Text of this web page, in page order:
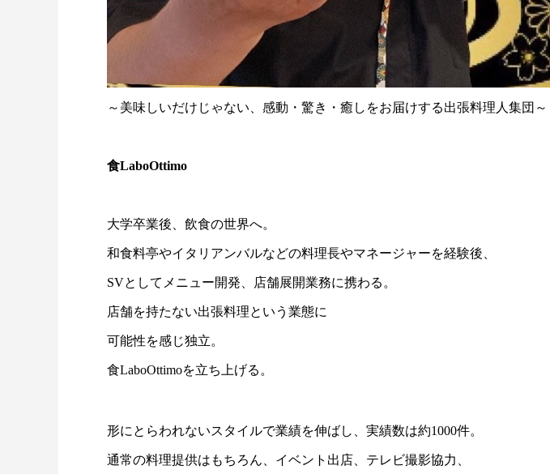
～美味しいだけじゃない、感動・驚き・癒しをお届けする出張料理人集団～
食LaboOttimo
大学卒業後、飲食の世界へ。
和食料亭やイタリアンバルなどの料理長やマネージャーを経験後、
SVとしてメニュー開発、店舗展開業務に携わる。
店舗を持たない出張料理という業態に
可能性を感じ独立。
食LaboOttimoを立ち上げる。
形にとらわれないスタイルで業績を伸ばし、実績数は約1000件。
通常の料理提供はもちろん、イベント出店、テレビ撮影協力、